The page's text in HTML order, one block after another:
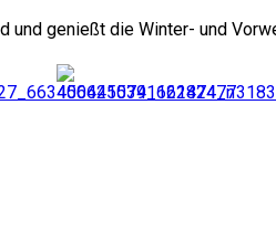
und genießt die Winter- und